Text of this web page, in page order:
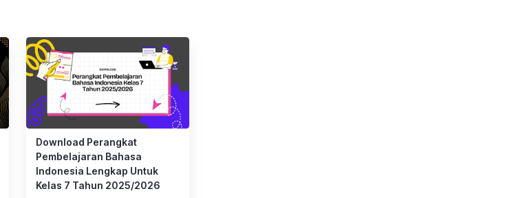
Download Perangkat
Pembelajaran Bahasa
Indonesia Lengkap Untuk
Kelas 7 Tahun 2025/2026